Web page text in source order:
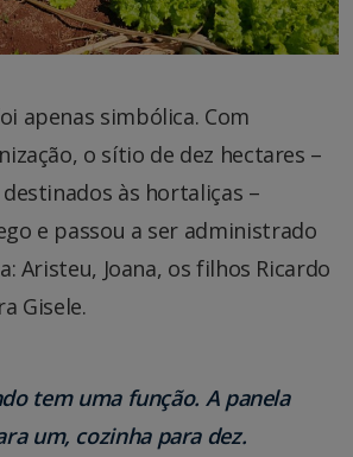
apenas simbólica. Com
o sítio de dez hectares –
às hortaliças –
e passou a ser administrado
Aristeu, Joana, os filhos Ricardo
Gisele.
tem uma função. A panela
um, cozinha para dez.